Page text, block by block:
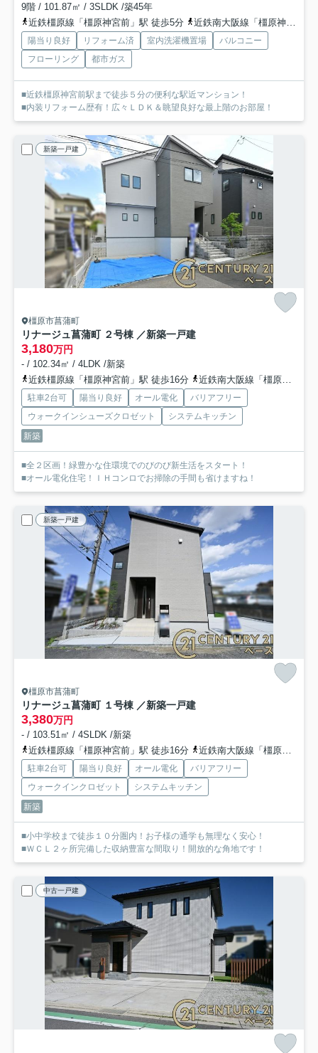
9階 / 101.87㎡ / 3SLDK /築45年
近鉄橿原線「橿原神宮前」駅 徒歩5分
近鉄南大阪線「橿原神宮前」駅 徒歩5分
陽当り良好 リフォーム済 室内洗濯機置場
バルコニー
フローリング
都市ガス
■近鉄橿原神宮前駅まで徒歩５分の便利な駅近マンション！
■内装リフォーム歴有！広々ＬＤＫ＆眺望良好な最上階のお部屋！
新築一戸建
橿原市菖蒲町
リナージュ菖蒲町 ２号棟 ／新築一戸建
3,180万円
- / 102.34㎡ / 4LDK /新築
近鉄橿原線「橿原神宮前」駅 徒歩16分
近鉄南大阪線「橿原神宮前」駅 徒歩16分
駐車2台可 陽当り良好 オール電化
バリアフリー
ウォークインシューズクロゼット
システムキッチン
新築
■全２区画！緑豊かな住環境でのびのび新生活をスタート！
■オール電化住宅！ＩＨコンロでお掃除の手間も省けますね！
新築一戸建
橿原市菖蒲町
リナージュ菖蒲町 １号棟 ／新築一戸建
3,380万円
- / 103.51㎡ / 4SLDK /新築
近鉄橿原線「橿原神宮前」駅 徒歩16分
近鉄南大阪線「橿原神宮前」駅 徒歩16分
駐車2台可 陽当り良好 オール電化
バリアフリー
ウォークインクロゼット
システムキッチン
新築
■小中学校まで徒歩１０分圏内！お子様の通学も無理なく安心！
■ＷＣＬ２ヶ所完備した収納豊富な間取り！開放的な角地です！
中古一戸建